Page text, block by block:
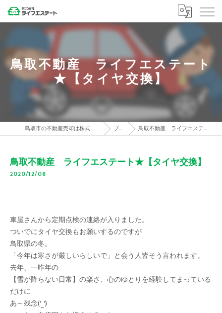
鳥取不動産 ライフエステート
★【タイヤ交換】
鳥取市の不動産売却は株式会社ライフエステート ブログ 鳥取不動産 ライフエステート★【タイヤ交換】
鳥取不動産 ライフエステート★【タイヤ交換】
2020/12/08
車屋さんから定期点検の連絡が入りました。
ついでにタイヤ交換もお願いするのですが
鳥取県の冬。
「今年は寒さが厳しいらしいで」と会う人皆そう言われます。
去年、一昨年の
【雪が降らない日常】の楽さ、心のゆとりを経験してまっている
だけに
あ～残念('_')